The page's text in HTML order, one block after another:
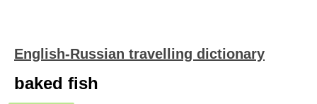
English-Russian travelling dictionary
baked fish